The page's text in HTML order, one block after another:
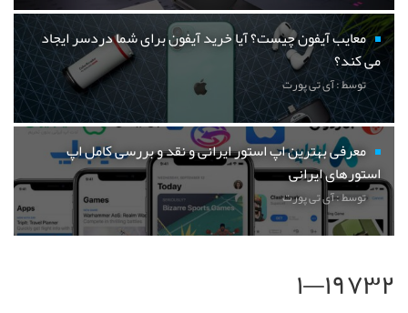
معایب آیفون چیست؟ آیا خرید آیفون برای شما دردسر ایجاد
می کند؟
توسط : آی تی پورت
معرفی بهترین اپ استور ایرانی و نقد و بررسی کامل اپ
استورهای ایرانی
توسط : آی تی پورت
۱۹۷۳۲—۱